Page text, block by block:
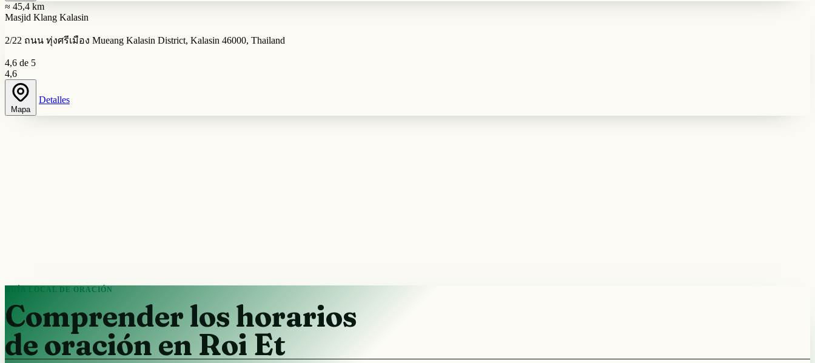
≈ 45,4 km
Masjid Klang Kalasin
2/22 ถนน ทุ่งศรีเมือง Mueang Kalasin District, Kalasin 46000, Thailand
4,6 de 5
4,6
Mapa
Detalles
GUÍA LOCAL DE ORACIÓN
Comprender los horarios
de oración en Roi Et